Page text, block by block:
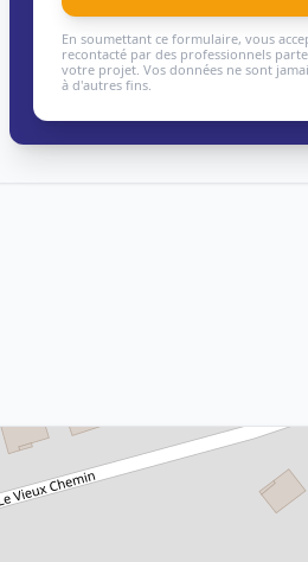
En soumettant ce formulaire, vous
recontacté par des professionnels
votre projet. Vos données ne sont
à d'autres fins.